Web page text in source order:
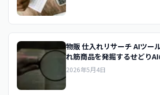
物販 仕入れリサーチ AIツー
れ筋商品を発掘するせどり
2026年5月4日